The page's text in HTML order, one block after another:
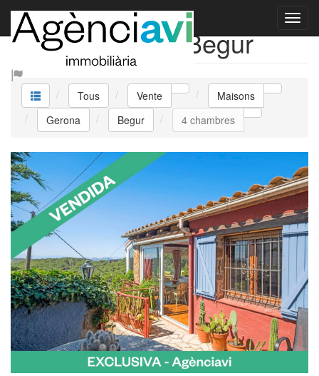
Vente Maisons Begur
Tous Vente
Maisons
Gerona
Begur 4 chambres